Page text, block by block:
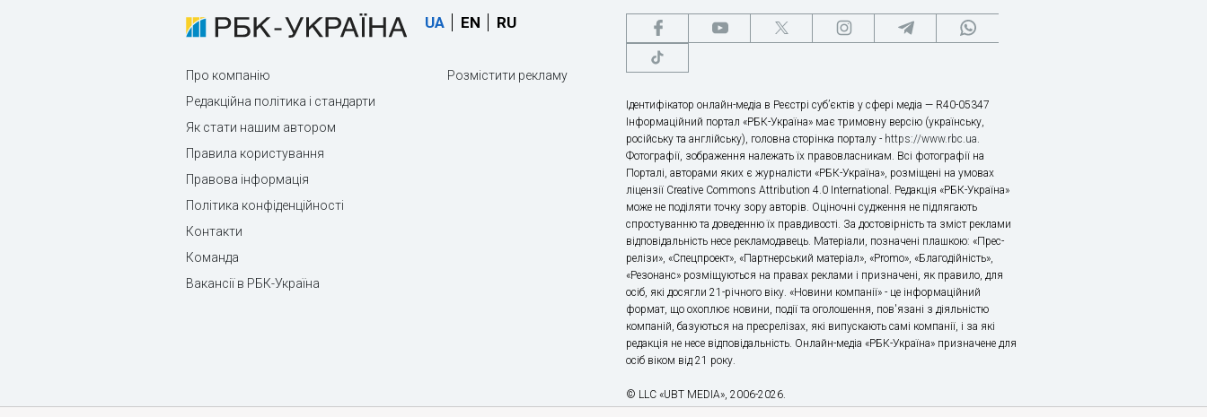
UA EN RU
Про компанію
Редакційна політика і стандарти
Як стати нашим автором
Правила користування
Правова інформація
Політика конфіденційності
Контакти
Команда
Вакансії в РБК-Україна
Розмістити рекламу
Ідентифікатор онлайн-медіа в Реєстрі суб’єктів у сфері медіа — R40-05347
Інформаційний портал «РБК-Україна» має тримовну версію (українську,
російську та англійську), головна сторінка порталу - https://www.rbc.ua.
Фотографії, зображення належать їх правовласникам. Всі фотографії на
Порталі, авторами яких є журналісти «РБК-Україна», розміщені на умовах
ліцензії Creative Commons Attribution 4.0 International. Редакція «РБК-Україна»
може не поділяти точку зору авторів. Оціночні судження не підлягають
спростуванню та доведенню їх правдивості. За достовірність та зміст реклами
відповідальність несе рекламодавець. Матеріали, позначені плашкою: «Прес-
релізи», «Спецпроект», «Партнерський матеріал», «Promo», «Благодійність»,
«Резонанс» розміщуються на правах реклами і призначені, як правило, для
осіб, які досягли 21-річного віку. «Новини компанії» - це інформаційний
формат, що охоплює новини, події та оголошення, пов'язані з діяльністю
компаній, базуються на пресрелізах, які випускають самі компанії, і за які
редакція не несе відповідальність. Онлайн-медіа «РБК-Україна» призначене для
осіб віком від 21 року.
© LLC «UBT MEDIA», 2006-2026.